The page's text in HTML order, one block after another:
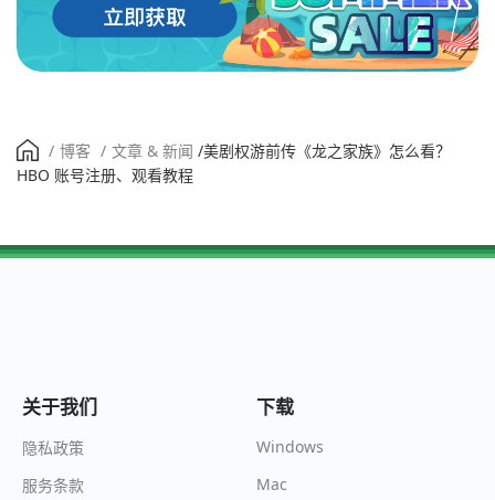
/ 博客 / 文章 & 新闻 /美剧权游前传《龙之家族》怎么看？
HBO 账号注册、观看教程
关于我们
隐私政策
服务条款
下载
Windows
Mac